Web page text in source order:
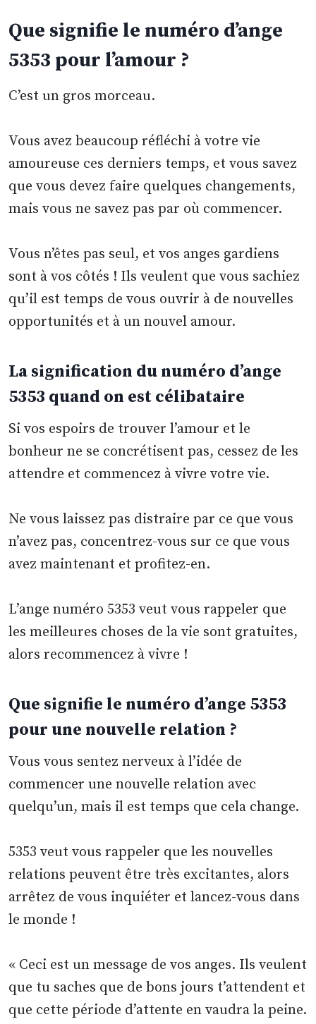
Que signifie le numéro d’ange
5353 pour l’amour ?
C’est un gros morceau.
Vous avez beaucoup réfléchi à votre vie
amoureuse ces derniers temps, et vous savez
que vous devez faire quelques changements,
mais vous ne savez pas par où commencer.
Vous n’êtes pas seul, et vos anges gardiens
sont à vos côtés ! Ils veulent que vous sachiez
qu’il est temps de vous ouvrir à de nouvelles
opportunités et à un nouvel amour.
La signification du numéro d’ange
5353 quand on est célibataire
Si vos espoirs de trouver l’amour et le
bonheur ne se concrétisent pas, cessez de les
attendre et commencez à vivre votre vie.
Ne vous laissez pas distraire par ce que vous
n’avez pas, concentrez-vous sur ce que vous
avez maintenant et profitez-en.
L’ange numéro 5353 veut vous rappeler que
les meilleures choses de la vie sont gratuites,
alors recommencez à vivre !
Que signifie le numéro d’ange 5353
pour une nouvelle relation ?
Vous vous sentez nerveux à l’idée de
commencer une nouvelle relation avec
quelqu’un, mais il est temps que cela change.
5353 veut vous rappeler que les nouvelles
relations peuvent être très excitantes, alors
arrêtez de vous inquiéter et lancez-vous dans
le monde !
« Ceci est un message de vos anges. Ils veulent
que tu saches que de bons jours t’attendent et
que cette période d’attente en vaudra la peine.